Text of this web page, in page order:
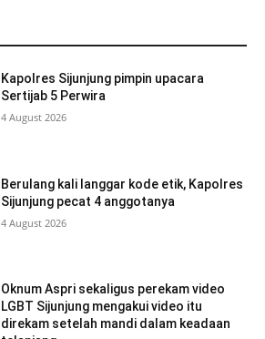
Kapolres Sijunjung pimpin upacara
Sertijab 5 Perwira
4 August 2026
Berulang kali langgar kode etik, Kapolres
Sijunjung pecat 4 anggotanya
4 August 2026
Oknum Aspri sekaligus perekam video
LGBT Sijunjung mengakui video itu
direkam setelah mandi dalam keadaan